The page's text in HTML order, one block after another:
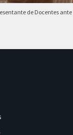
de Docentes ante